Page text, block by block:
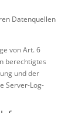
Datenquellen
von Art. 6
berechtigtes
und der
Server-Log-